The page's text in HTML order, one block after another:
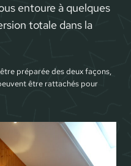
entoure à quelques
totale dans la
préparée des deux façons,
être rattachés pour